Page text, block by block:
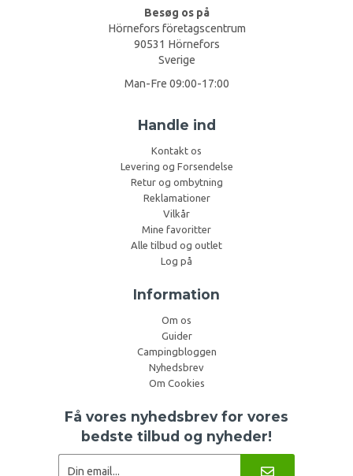
Besøg os på
Hörnefors företagscentrum
90531 Hörnefors
Sverige
Man-Fre 09:00-17:00
Handle ind
Kontakt os
Levering og Forsendelse
Retur og ombytning
Reklamationer
Vilkår
Mine favoritter
Alle tilbud og outlet
Log på
Information
Om os
Guider
Campingbloggen
Nyhedsbrev
Om Cookies
Få vores nyhedsbrev for vores
bedste tilbud og nyheder!